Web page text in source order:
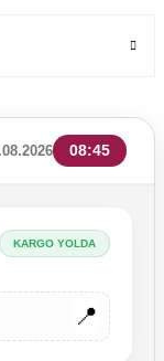
08:45
KARGO YOLDA
📍